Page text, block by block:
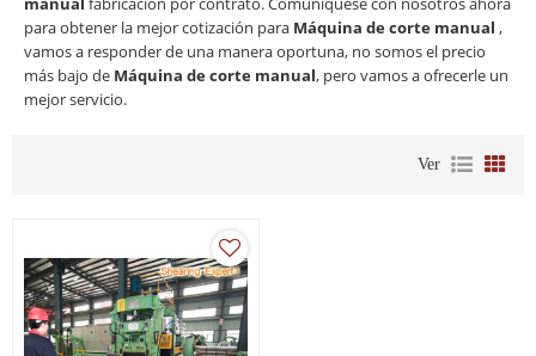
para obtener la mejor cotización para Máquina de corte manual ,
vamos a responder de una manera oportuna, no somos el precio
más bajo de Máquina de corte manual, pero vamos a ofrecerle un
mejor servicio.
Ver